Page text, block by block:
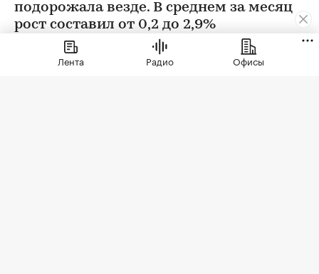
подорожала везде. В среднем за месяц
рост составил от 0,2 до 2,9%
Лента Радио Офисы